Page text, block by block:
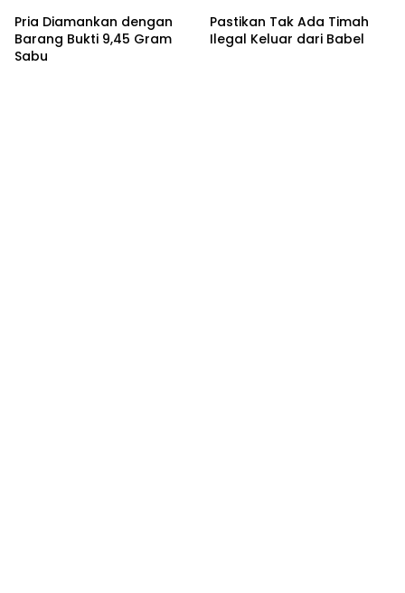
Pria Diamankan dengan
Barang Bukti 9,45 Gram
Sabu
Pastikan Tak Ada Timah
Ilegal Keluar dari Babel